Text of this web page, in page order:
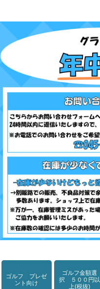
ゴルフ プレゼ
ント向け
ゴルフ金額選
択 ５００円以
上(税抜)